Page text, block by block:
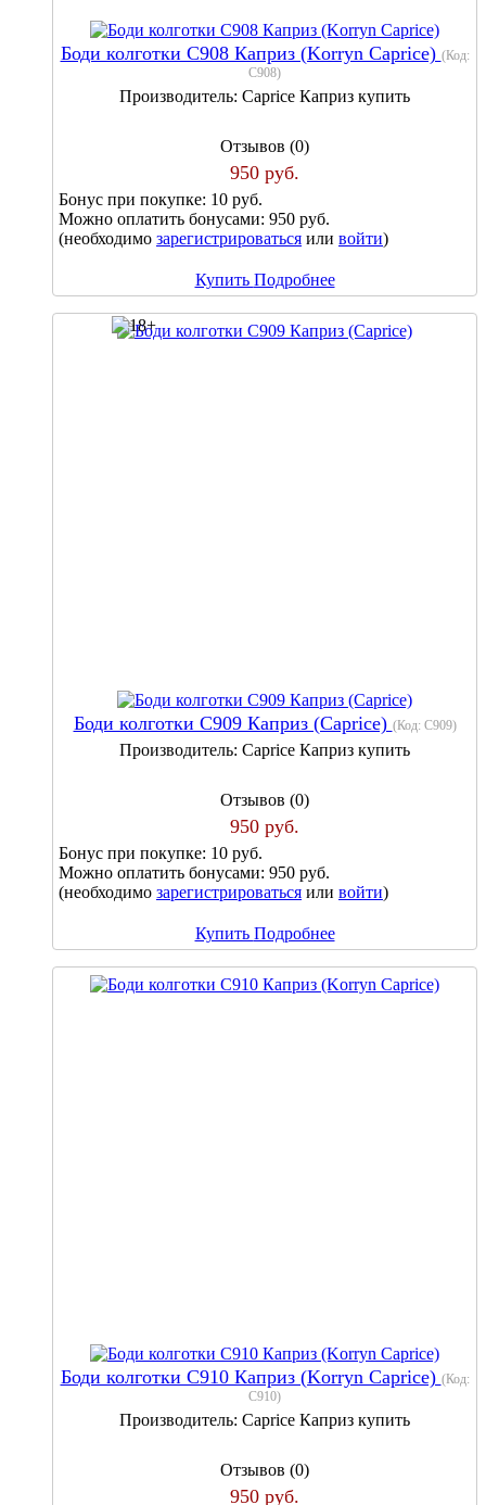
Боди колготки С908 Каприз (Korryn Caprice) (Код:
С908)
Производитель: Caprice Каприз купить
Отзывов (0)
950 руб.
Бонус при покупке: 10 руб.
Можно оплатить бонусами: 950 руб.
(необходимо зарегистрироваться или войти)
Купить Подробнее
Боди колготки С909 Каприз (Caprice) (Код: С909)
Производитель: Caprice Каприз купить
Отзывов (0)
950 руб.
Бонус при покупке: 10 руб.
Можно оплатить бонусами: 950 руб.
(необходимо зарегистрироваться или войти)
Купить Подробнее
Боди колготки С910 Каприз (Korryn Caprice) (Код:
С910)
Производитель: Caprice Каприз купить
Отзывов (0)
950 руб.